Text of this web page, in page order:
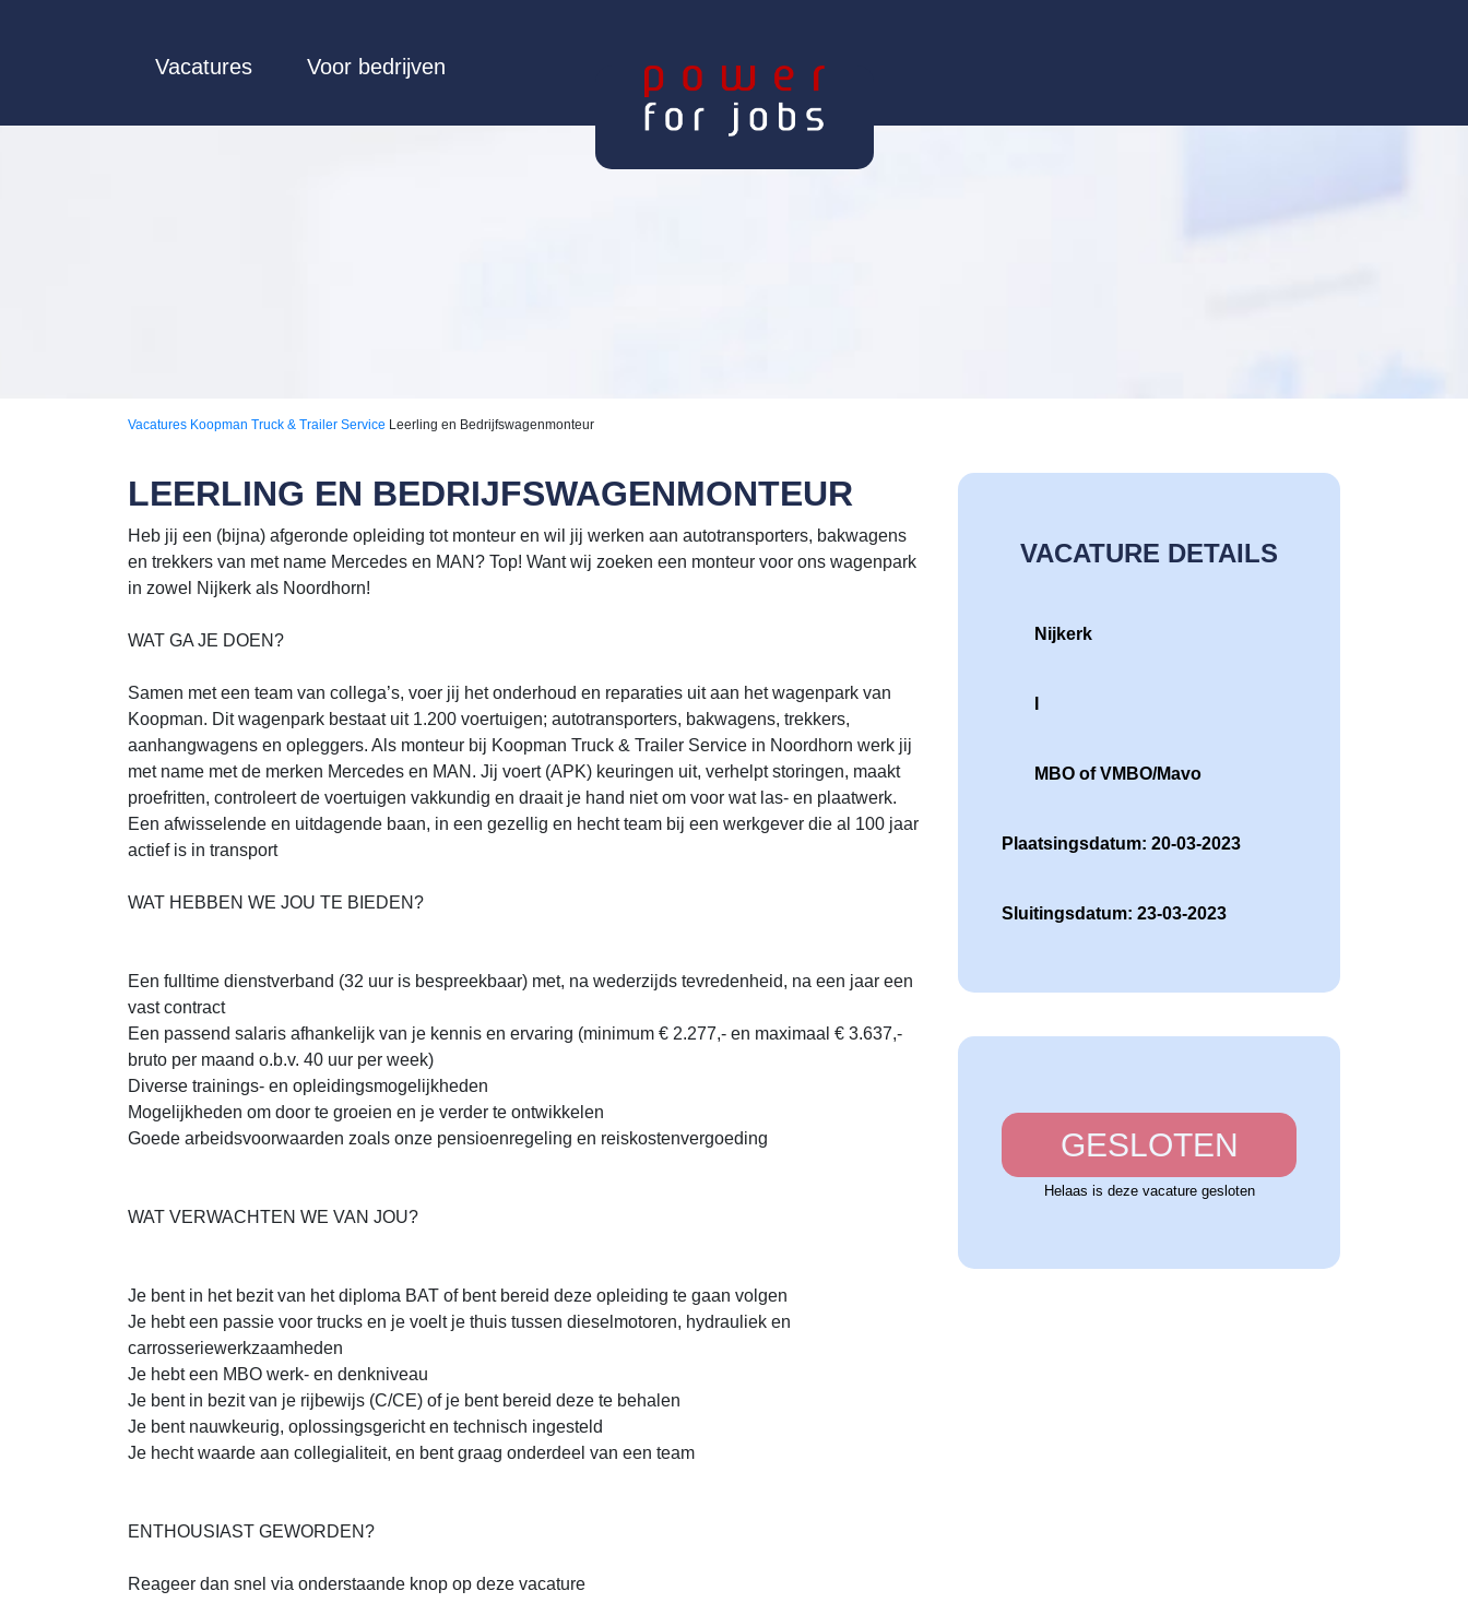
Vacatures Voor bedrijven
Vacatures Koopman Truck & Trailer Service Leerling en Bedrijfswagenmonteur
LEERLING EN BEDRIJFSWAGENMONTEUR
Heb jij een (bijna) afgeronde opleiding tot monteur en wil jij werken aan autotransporters, bakwagens
en trekkers van met name Mercedes en MAN? Top! Want wij zoeken een monteur voor ons wagenpark
in zowel Nijkerk als Noordhorn!
WAT GA JE DOEN?
Samen met een team van collega’s, voer jij het onderhoud en reparaties uit aan het wagenpark van
Koopman. Dit wagenpark bestaat uit 1.200 voertuigen; autotransporters, bakwagens, trekkers,
aanhangwagens en opleggers. Als monteur bij Koopman Truck & Trailer Service in Noordhorn werk jij
met name met de merken Mercedes en MAN. Jij voert (APK) keuringen uit, verhelpt storingen, maakt
proefritten, controleert de voertuigen vakkundig en draait je hand niet om voor wat las- en plaatwerk.
Een afwisselende en uitdagende baan, in een gezellig en hecht team bij een werkgever die al 100 jaar
actief is in transport
WAT HEBBEN WE JOU TE BIEDEN?
Een fulltime dienstverband (32 uur is bespreekbaar) met, na wederzijds tevredenheid, na een jaar een
vast contract
Een passend salaris afhankelijk van je kennis en ervaring (minimum € 2.277,- en maximaal € 3.637,-
bruto per maand o.b.v. 40 uur per week)
Diverse trainings- en opleidingsmogelijkheden
Mogelijkheden om door te groeien en je verder te ontwikkelen
Goede arbeidsvoorwaarden zoals onze pensioenregeling en reiskostenvergoeding
WAT VERWACHTEN WE VAN JOU?
Je bent in het bezit van het diploma BAT of bent bereid deze opleiding te gaan volgen
Je hebt een passie voor trucks en je voelt je thuis tussen dieselmotoren, hydrauliek en
carrosseriewerkzaamheden
Je hebt een MBO werk- en denkniveau
Je bent in bezit van je rijbewijs (C/CE) of je bent bereid deze te behalen
Je bent nauwkeurig, oplossingsgericht en technisch ingesteld
Je hecht waarde aan collegialiteit, en bent graag onderdeel van een team
ENTHOUSIAST GEWORDEN?
Reageer dan snel via onderstaande knop op deze vacature
VACATURE DETAILS
Nijkerk
MBO of VMBO/Mavo
Plaatsingsdatum: 20-03-2023
Sluitingsdatum: 23-03-2023
GESLOTEN
Helaas is deze vacature gesloten